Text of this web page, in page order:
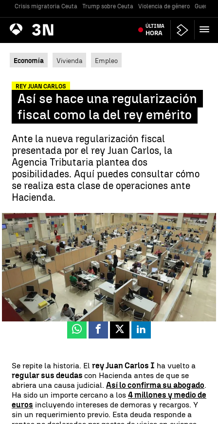
Crisis migratoria Ceuta Trump sobre Ceuta Violencia de género Guerra
Antena
3 Noticias ÚLTIMA
HORA
Economía Vivienda Empleo
REY JUAN CARLOS
Así se hace una regularización
fiscal como la del rey emérito
Ante la nueva regularización fiscal
presentada por el rey Juan Carlos, la
Agencia Tributaria plantea dos
posibilidades. Aquí puedes consultar cómo
se realiza esta clase de operaciones ante
Hacienda.
Así se hace una regularización fiscal como la del rey emérito |EFE
Antena 3 Noticias
Actualizado: 26 de febrero de 2021, 17:56
Publicado:26 de febrero de 2021, 15:34
Whatsapp
Facebook
X Linkedin
Se repite la historia. El rey Juan Carlos I ha vuelto a
regular sus deudas con Hacienda antes de que se
abriera una causa judicial. Así lo confirma su abogado.
Ha sido un importe cercano a los 4 millones y medio de
euros incluyendo intereses de demoras y recargos. Y
sin un requerimiento previo. Esta deuda responde a